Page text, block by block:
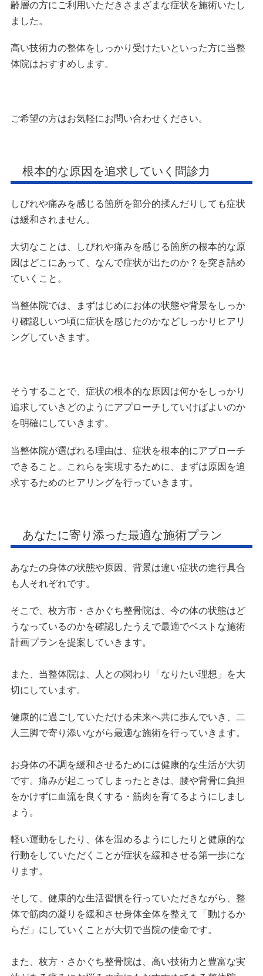
齢層の方にご利用いただきさまざまな症状を施術いたし
ました。
高い技術力の整体をしっかり受けたいといった方に当整
体院はおすすめします。
ご希望の方はお気軽にお問い合わせください。
根本的な原因を追求していく問診力
しびれや痛みを感じる箇所を部分的揉んだりしても症状
は緩和されません。
大切なことは、しびれや痛みを感じる箇所の根本的な原
因はどこにあって、なんで症状が出たのか？を突き詰め
ていくこと。
当整体院では、まずはじめにお体の状態や背景をしっか
り確認しいつ頃に症状を感じたのかなどしっかりヒアリ
ングしていきます。
そうすることで、症状の根本的な原因は何かをしっかり
追求していきどのようにアプローチしていけばよいのか
を明確にしていきます。
当整体院が選ばれる理由は、症状を根本的にアプローチ
できること。これらを実現するために、まずは原因を追
求するためのヒアリングを行っていきます。
あなたに寄り添った最適な施術プラン
あなたの身体の状態や原因、背景は違い症状の進行具合
も人それぞれです。
そこで、枚方市・さかぐち整骨院は、今の体の状態はど
うなっているのかを確認したうえで最適でベストな施術
計画プランを提案していきます。
また、当整体院は、人との関わり「なりたい理想」を大
切にしています。
健康的に過ごしていただける未来へ共に歩んでいき、二
人三脚で寄り添いながら最適な施術を行っていきます。
お身体の不調を緩和させるためには健康的な生活が大切
です。痛みが起こってしまったときは、腰や背骨に負担
をかけずに血流を良くする・筋肉を育てるようにしまし
ょう。
軽い運動をしたり、体を温めるようにしたりと健康的な
行動をしていただくことが症状を緩和させる第一歩にな
ります。
そして、健康的な生活習慣を行っていただきながら、整
体で筋肉の凝りを緩和させ身体全体を整えて「動けるか
らだ」にしていくことが大切で当院の使命です。
また、枚方・さかぐち整骨院は、高い技術力と豊富な実